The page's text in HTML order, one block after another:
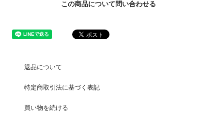
この商品について問い合わせる
返品について
特定商取引法に基づく表記
買い物を続ける